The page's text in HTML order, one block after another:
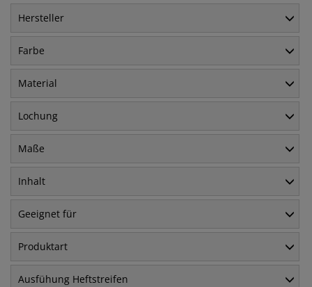
Hersteller
Farbe
Material
Lochung
Maße
Inhalt
Geeignet für
Produktart
Ausfühung Heftstreifen